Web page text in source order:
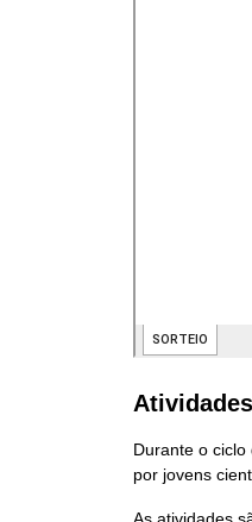
Durante o
por jovens